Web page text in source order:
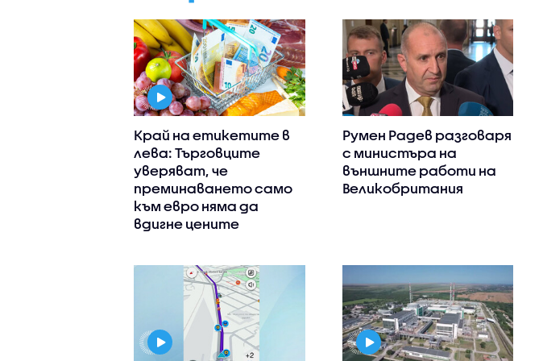
Край на етикетите в
лева: Търговците
уверяват, че
преминаването само
към евро няма да
вдигне цените
Румен Радев разговаря
с министъра на
външните работи на
Великобритания